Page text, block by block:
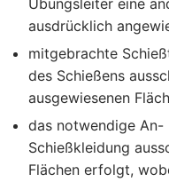
Übungsleiter eine
ausdrücklich
mitgebrachte
des Schießens
ausgewiesenen
das notwendige An-
Schießkleidung
Flächen erfolgt,